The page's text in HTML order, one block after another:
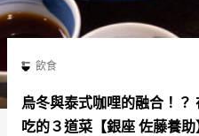
飲食
烏冬與泰式咖哩的融合！？
吃的３道菜【銀座 佐藤養助